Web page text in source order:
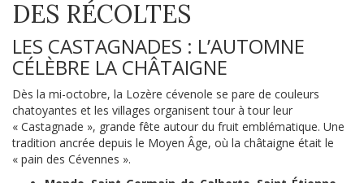
DES RÉCOLTES
LES CASTAGNADES : L’AUTOMNE
CÉLÈBRE LA CHÂTAIGNE
Dès la mi-octobre, la Lozère cévenole se pare de couleurs
chatoyantes et les villages organisent tour à tour leur
« Castagnade », grande fête autour du fruit emblématique. Une
tradition ancrée depuis le Moyen Âge, où la châtaigne était le
« pain des Cévennes ».